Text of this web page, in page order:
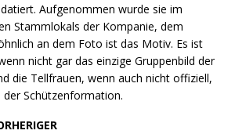
Aufgenommen wurde sie im
Stammlokals der Kompanie, dem
an dem Foto ist das Motiv. Es ist
nicht gar das einzige Gruppenbild der
die Tellfrauen, wenn auch nicht offiziell,
Schützenformation.